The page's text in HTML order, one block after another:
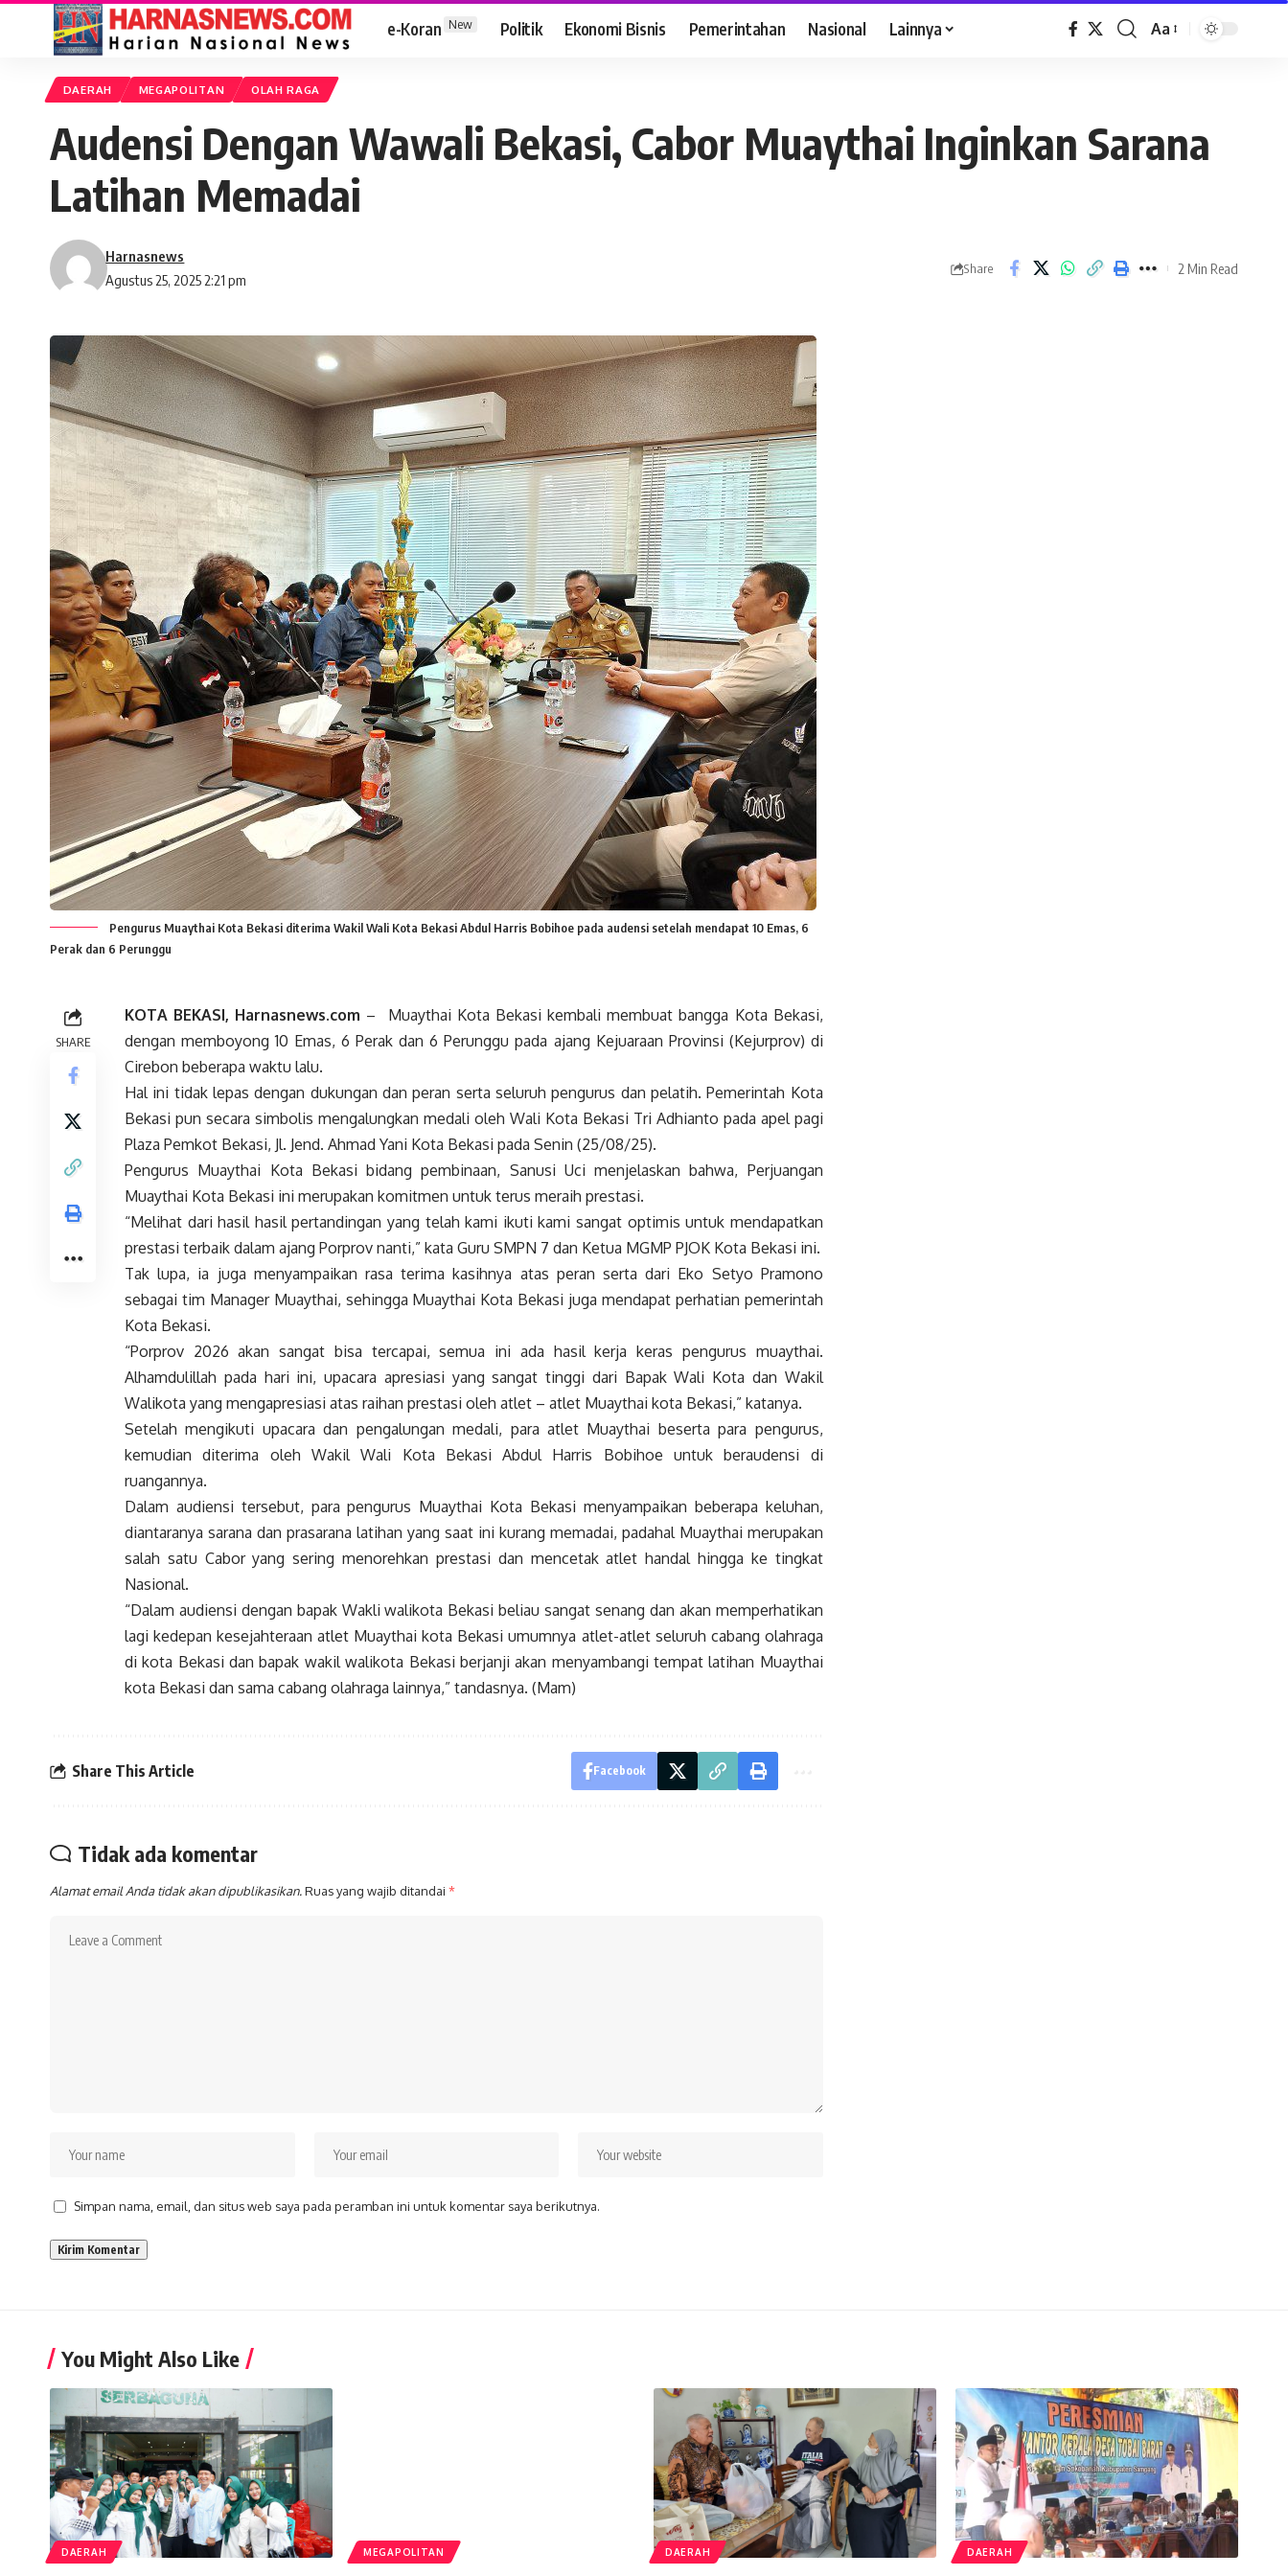
e-Koran New Politik Ekonomi Bisnis Pemerintahan Nasional Lainnya Aa
DAERAH MEGAPOLITAN OLAH RAGA
Audensi Dengan Wawali Bekasi, Cabor Muaythai Inginkan Sarana
Latihan Memadai
Agustus 25, 2025 2:21 pm
Harnasnews
Share 2 Min Read
Pengurus Muaythai Kota Bekasi diterima Wakil Wali Kota Bekasi Abdul Harris Bobihoe pada audensi setelah mendapat 10 Emas, 6
Perak dan 6 Perunggu
SHARE
KOTA BEKASI, Harnasnews.com – Muaythai Kota Bekasi kembali membuat bangga Kota Bekasi,
dengan memboyong 10 Emas, 6 Perak dan 6 Perunggu pada ajang Kejuaraan Provinsi (Kejurprov) di
Cirebon beberapa waktu lalu.
Hal ini tidak lepas dengan dukungan dan peran serta seluruh pengurus dan pelatih. Pemerintah Kota
Bekasi pun secara simbolis mengalungkan medali oleh Wali Kota Bekasi Tri Adhianto pada apel pagi
Plaza Pemkot Bekasi, Jl. Jend. Ahmad Yani Kota Bekasi pada Senin (25/08/25).
Pengurus Muaythai Kota Bekasi bidang pembinaan, Sanusi Uci menjelaskan bahwa, Perjuangan
Muaythai Kota Bekasi ini merupakan komitmen untuk terus meraih prestasi.
“Melihat dari hasil hasil pertandingan yang telah kami ikuti kami sangat optimis untuk mendapatkan
prestasi terbaik dalam ajang Porprov nanti,” kata Guru SMPN 7 dan Ketua MGMP PJOK Kota Bekasi ini.
Tak lupa, ia juga menyampaikan rasa terima kasihnya atas peran serta dari Eko Setyo Pramono
sebagai tim Manager Muaythai, sehingga Muaythai Kota Bekasi juga mendapat perhatian pemerintah
Kota Bekasi.
“Porprov 2026 akan sangat bisa tercapai, semua ini ada hasil kerja keras pengurus muaythai.
Alhamdulillah pada hari ini, upacara apresiasi yang sangat tinggi dari Bapak Wali Kota dan Wakil
Walikota yang mengapresiasi atas raihan prestasi oleh atlet – atlet Muaythai kota Bekasi,” katanya.
Setelah mengikuti upacara dan pengalungan medali, para atlet Muaythai beserta para pengurus,
kemudian diterima oleh Wakil Wali Kota Bekasi Abdul Harris Bobihoe untuk beraudensi di
ruangannya.
Dalam audiensi tersebut, para pengurus Muaythai Kota Bekasi menyampaikan beberapa keluhan,
diantaranya sarana dan prasarana latihan yang saat ini kurang memadai, padahal Muaythai merupakan
salah satu Cabor yang sering menorehkan prestasi dan mencetak atlet handal hingga ke tingkat
Nasional.
“Dalam audiensi dengan bapak Wakli walikota Bekasi beliau sangat senang dan akan memperhatikan
lagi kedepan kesejahteraan atlet Muaythai kota Bekasi umumnya atlet-atlet seluruh cabang olahraga
di kota Bekasi dan bapak wakil walikota Bekasi berjanji akan menyambangi tempat latihan Muaythai
kota Bekasi dan sama cabang olahraga lainnya,” tandasnya. (Mam)
Share This Article Facebook
Tidak ada komentar
Alamat email Anda tidak akan dipublikasikan.Ruas yang wajib ditandai *
Simpan nama, email, dan situs web saya pada peramban ini untuk komentar saya berikutnya.
You Might Also Like
DAERAH MEGAPOLITAN DAERAH DAERAH